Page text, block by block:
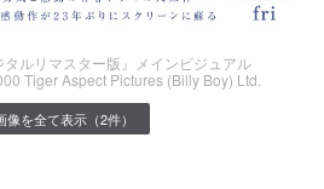
タルリマスター版』メインビジュアル
Pictures (Billy Boy) Ltd.
像を全て表示（2件）